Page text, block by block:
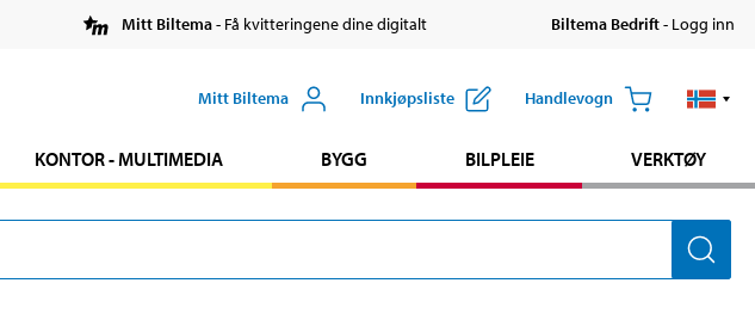
Mitt Biltema- Få kvitteringene dine digitalt Biltema Bedrift- Logg inn
Mitt Biltema Innkjøpsliste Handlevogn
KONTOR - MULTIMEDIA BYGG BILPLEIE VERKTØY